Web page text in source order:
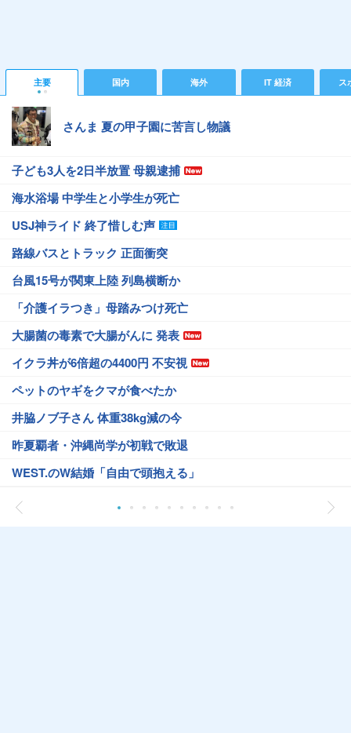
主要 国内 海外 IT 経済 ス
さんま 夏の甲子園に苦言し物議
子ども3人を2日半放置 母親逮捕
海水浴場 中学生と小学生が死亡
USJ神ライド 終了惜しむ声
路線バスとトラック 正面衝突
台風15号が関東上陸 列島横断か
「介護イラつき」母踏みつけ死亡
大腸菌の毒素で大腸がんに 発表
イクラ丼が6倍超の4400円 不安視
ペットのヤギをクマが食べたか
井脇ノブ子さん 体重38kg減の今
昨夏覇者・沖縄尚学が初戦で敗退
WEST.のW結婚「自由で頭抱える」